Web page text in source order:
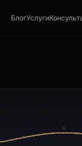
БлогУслуги
генерируют